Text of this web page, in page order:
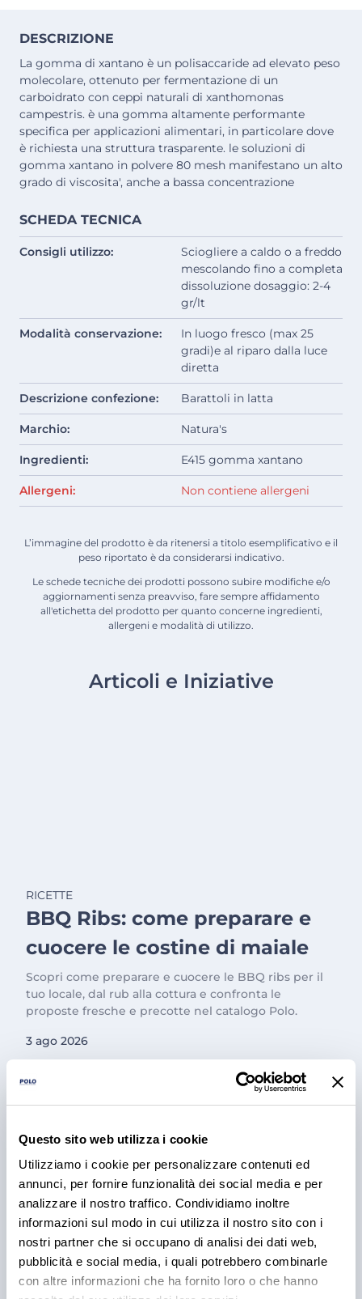
Questo sito web utilizza i cookie
Utilizziamo i cookie per personalizzare contenuti ed
annunci, per fornire funzionalità dei social media e per
analizzare il nostro traffico. Condividiamo inoltre
informazioni sul modo in cui utilizza il nostro sito con i
nostri partner che si occupano di analisi dei dati web,
pubblicità e social media, i quali potrebbero combinarle
con altre informazioni che ha fornito loro o che hanno
DESCRIZIONE
La gomma di xantano è un polisaccaride ad elevato peso
molecolare, ottenuto per fermentazione di un
carboidrato con ceppi naturali di xanthomonas
campestris. è una gomma altamente performante
specifica per applicazioni alimentari, in particolare dove
è richiesta una struttura trasparente. le soluzioni di
gomma xantano in polvere 80 mesh manifestano un alto
grado di viscosita', anche a bassa concentrazione
SCHEDA TECNICA
Consigli utilizzo:
Sciogliere a caldo o a freddo
mescolando fino a completa
dissoluzione dosaggio: 2-4
gr/lt
Modalità conservazione:
In luogo fresco (max 25
gradi)e al riparo dalla luce
diretta
Descrizione confezione: Barattoli in latta
Marchio: Natura's
Ingredienti: E415 gomma xantano
Allergeni: Non contiene allergeni
L’immagine del prodotto è da ritenersi a titolo esemplificativo e il
peso riportato è da considerarsi indicativo.
Le schede tecniche dei prodotti possono subire modifiche e/o
aggiornamenti senza preavviso, fare sempre affidamento
all'etichetta del prodotto per quanto concerne ingredienti,
allergeni e modalità di utilizzo.
Articoli e Iniziative
RICETTE
BBQ Ribs: come preparare e
cuocere le costine di maiale
Scopri come preparare e cuocere le BBQ ribs per il
tuo locale, dal rub alla cottura e confronta le
proposte fresche e precotte nel catalogo Polo.
3 ago 2026
PRODOTTI
Cantina Valle Isarco: